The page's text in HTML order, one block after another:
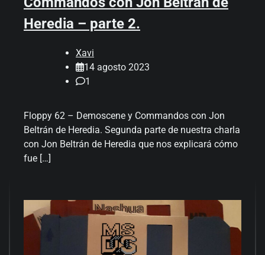
Heredia – parte 2.
Xavi
14 agosto 2023
1
Floppy 62 – Demoscene y Commandos con Jon
Beltrán de Heredia. Segunda parte de nuestra charla
con Jon Beltrán de Heredia que nos explicará cómo
fue […]